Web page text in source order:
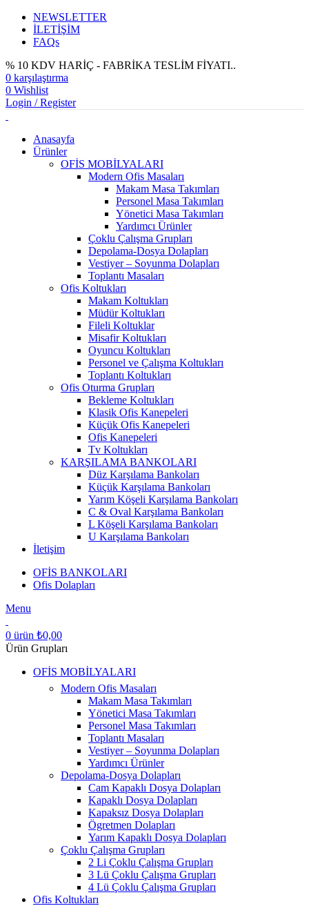
NEWSLETTER
İLETİŞİM
FAQs
% 10 KDV HARİÇ - FABRİKA TESLİM FİYATI..
0 karşılaştırma
0 Wishlist
Login / Register
Anasayfa
Ürünler
OFİS MOBİLYALARI
Modern Ofis Masaları
Makam Masa Takımları
Personel Masa Takımları
Yönetici Masa Takımları
Yardımcı Ürünler
Çoklu Çalışma Grupları
Depolama-Dosya Dolapları
Vestiyer – Soyunma Dolapları
Toplantı Masaları
Ofis Koltukları
Makam Koltukları
Müdür Koltukları
Fileli Koltuklar
Misafir Koltukları
Oyuncu Koltukları
Personel ve Çalışma Koltukları
Toplantı Koltukları
Ofis Oturma Grupları
Bekleme Koltukları
Klasik Ofis Kanepeleri
Küçük Ofis Kanepeleri
Ofis Kanepeleri
Tv Koltukları
KARŞILAMA BANKOLARI
Düz Karşılama Bankoları
Küçük Karşılama Bankoları
Yarım Köşeli Karşılama Bankoları
C & Oval Karşılama Bankoları
L Köşeli Karşılama Bankoları
U Karşılama Bankoları
İletişim
OFİS BANKOLARI
Ofis Dolapları
Menu
0 ürün ₺0,00
Ürün Grupları
OFİS MOBİLYALARI
Modern Ofis Masaları
Makam Masa Takımları
Yönetici Masa Takımları
Personel Masa Takımları
Toplantı Masaları
Vestiyer – Soyunma Dolapları
Yardımcı Ürünler
Depolama-Dosya Dolapları
Cam Kapaklı Dosya Dolapları
Kapaklı Dosya Dolapları
Kapaksız Dosya Dolapları
Ögretmen Dolapları
Yarım Kapaklı Dosya Dolapları
Çoklu Çalışma Grupları
2 Li Çoklu Çalışma Grupları
3 Lü Çoklu Çalışma Grupları
4 Lü Çoklu Çalışma Grupları
Ofis Koltukları